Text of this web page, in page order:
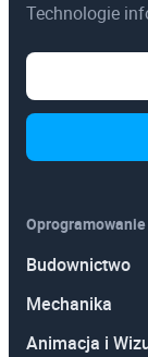
Technologie
Oprogramowanie
Budownictwo
Mechanika
Animacja i